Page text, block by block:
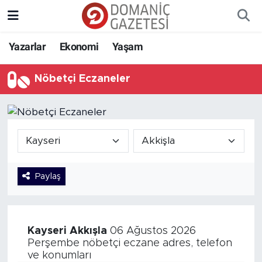
Yazarlar Ekonomi Yaşam
Nöbetçi Eczaneler
Paylaş
Kayseri Akkışla 06 Ağustos 2026
Perşembe nöbetçi eczane adres, telefon
ve konumları